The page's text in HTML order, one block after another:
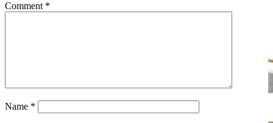
Comment *
Name *